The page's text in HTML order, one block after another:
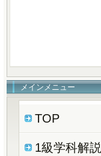
メインメニュー
TOP
1級学科解説